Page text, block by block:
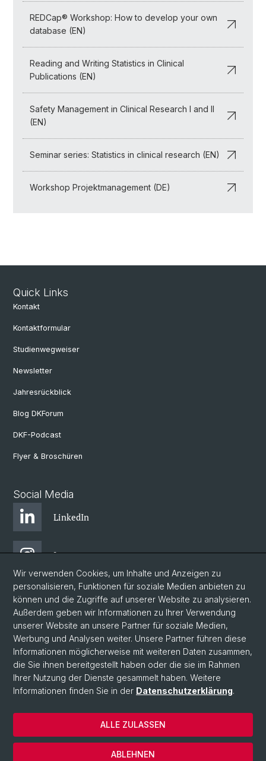
REDCap® Workshop: How to develop your own
database (EN)
Reading and Writing Statistics in Clinical
Publications (EN)
Safety Management in Clinical Research I and II
(EN)
Seminar series: Statistics in clinical research (EN)
Workshop Projektmanagement (DE)
Quick Links
Kontakt
Kontaktformular
Studienwegweiser
Newsletter
Jahresrückblick
Blog DKForum
DKF-Podcast
Flyer & Broschüren
Social Media
LinkedIn
Instagram
Bluesky
Vimeo
YouTube
© Universität Basel
Wir verwenden Cookies, um Inhalte und Anzeigen zu
personalisieren, Funktionen für soziale Medien anbieten zu
können und die Zugriffe auf unserer Website zu analysieren.
Außerdem geben wir Informationen zu Ihrer Verwendung
unserer Website an unsere Partner für soziale Medien,
Werbung und Analysen weiter. Unsere Partner führen diese
Informationen möglicherweise mit weiteren Daten zusammen,
die Sie ihnen bereitgestellt haben oder die sie im Rahmen
Ihrer Nutzung der Dienste gesammelt haben. Weitere
Informationen finden Sie in der Datenschutzerklärung.
ABLEHNEN
ALLE ZULASSEN